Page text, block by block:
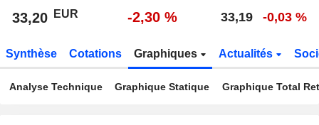
33,20 EUR -2,30 % 33,19 -0,03 %
Synthèse Cotations Graphiques Actualités
Analyse Technique Graphique Statique Graphique Total